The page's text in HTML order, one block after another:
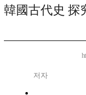
韓國古代史 探
저자